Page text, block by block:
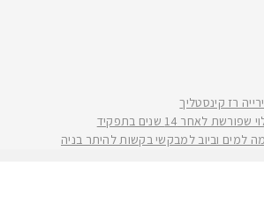
14 שנים בתפקיד
למים וביוב למבקשי בקשות להיתר בניה